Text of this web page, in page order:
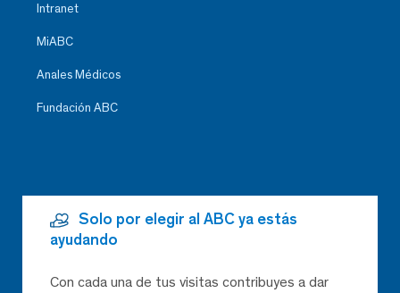
Intranet
MiABC
Anales Médicos
Fundación ABC
Solo por elegir al ABC ya estás
ayudando
Con cada una de tus visitas contribuyes a dar